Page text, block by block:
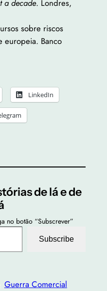
a decade. Londres,
sobre riscos
europeia. Banco
LinkedIn
de lá e de
no botão “Subscrever”
Subscribe
Guerra Comercial